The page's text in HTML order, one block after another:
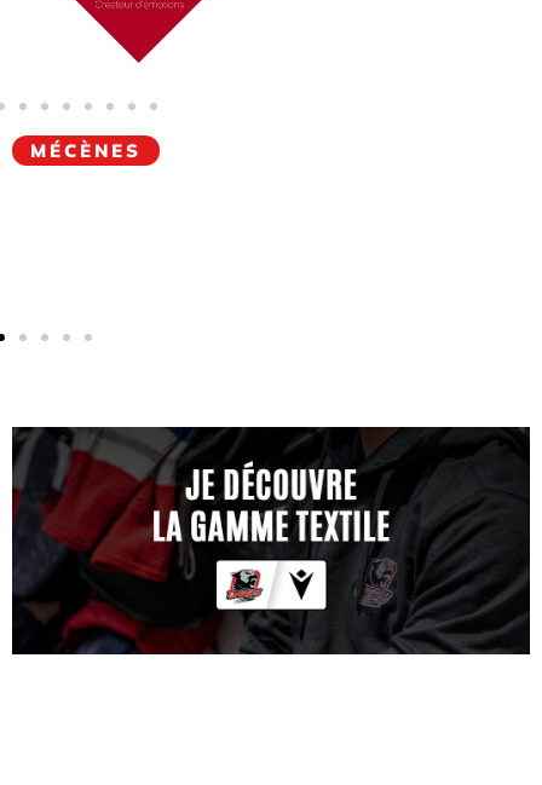
MÉCÈNES